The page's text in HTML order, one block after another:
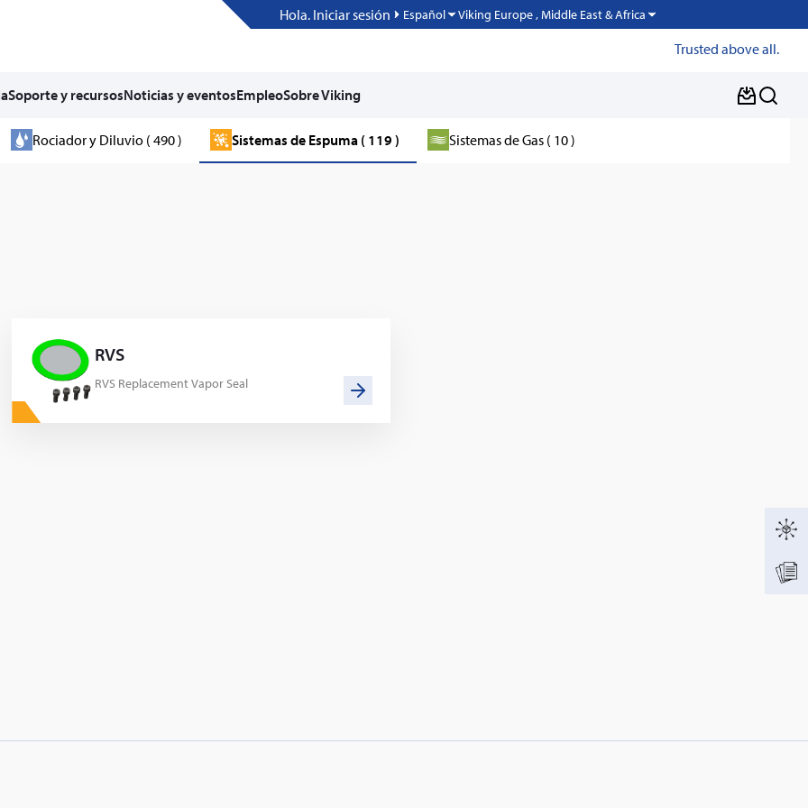
Hola. Iniciar sesión Español Viking Europe , Middle East & Africa
Trusted above all.
Soporte y recursosNoticias y eventosEmpleoSobre Viking
Rociador y Diluvio ( 490 ) Sistemas de Espuma ( 119 ) Sistemas de Gas ( 10 )
RVS
RVS Replacement Vapor Seal